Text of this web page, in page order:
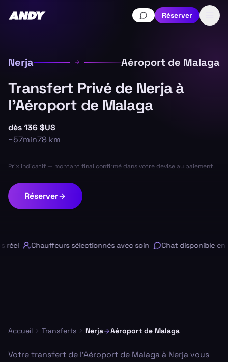
Réserver
Nerja Aéroport de Malaga
Transfert Privé de Nerja à
l'Aéroport de Malaga
dès136 $US
~57min78 km
Prix indicatif — montant final confirmé dans votre devise au paiement.
Réserver
Chauffeurs sélectionnés avec soin Chat disponible en
Accueil Transferts Nerja Aéroport de Malaga
Votre transfert de l'Aéroport de Malaga à Nerja vous